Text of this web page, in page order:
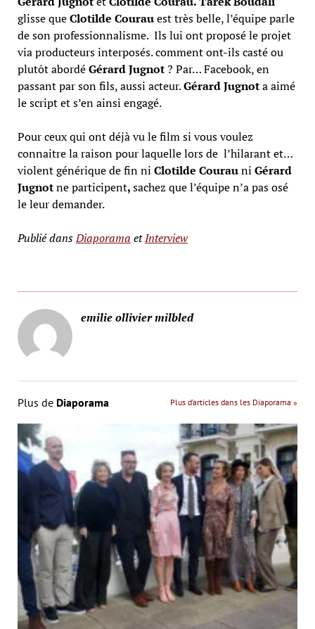
glisse queClotilde Courauest très belle, l’équipe parle
de son professionnalisme. Ils lui ont proposé le projet
via producteurs interposés. comment ont-ils casté ou
plutôt abordéGérard Jugnot? Par… Facebook, en
passant par son fils, aussi acteur.Gérard Jugnota aimé
le script et s’en ainsi engagé.
Pour ceux qui ont déjà vu le film si vous voulez
connaitre la raison pour laquelle lors de l’hilarant et…
violent générique de fin ni Clotilde Courauni Gérard
Jugnotne participent,sachez que l’équipe n’a pas osé
le leur demander.
Publié dansDiaporama etInterview
emilie ollivier milbled
Plus de Diaporama Plus d’articles dans les Diaporama »